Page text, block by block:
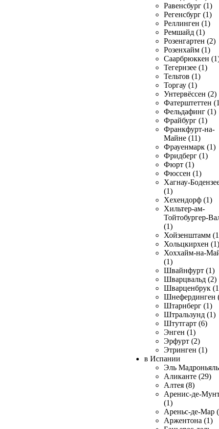
Равенсбург (1)
Регенсбург (1)
Реллинген (1)
Ремшайд (1)
Розенгартен (2)
Розенхайм (1)
Саарбрюккен
Тегернзее (1)
Тельтов (1)
Торгау (1)
Унтервёссен (2)
Фатерштеттен
Фельдафинг (1)
Фрайбург (1)
Франкфурт-на-
Майне (11)
Фрауенмарк (1)
Фридберг (1)
Фюрт (1)
Фюссен (1)
Хагнау-
(1)
Хехендорф (1)
Хильтер-ам-
Тойтобургер-
(1)
Хойзенштамм
Хольцкирхен (1)
Хоххайм-на-
(1)
Швайнфурт (1)
Шварцвальд (2)
Шварценбрук
Шнефердинген
Штарнберг (1)
Штральзунд (1)
Штутгарт (6)
Энген (1)
Эрфурт (2)
Этринген (1)
в Испании
Эль
Аликанте (29)
Алтея (8)
Аренис-де-
(1)
Ареньс-де-Мар
Аржентона (1)